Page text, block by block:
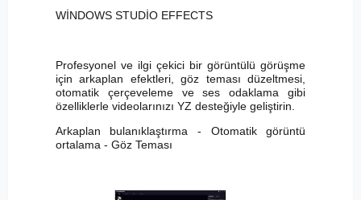
WİNDOWS STUDİO EFFECTS
Profesyonel ve ilgi çekici bir görüntülü görüşme
için arkaplan efektleri, göz teması düzeltmesi,
otomatik çerçeveleme ve ses odaklama gibi
özelliklerle videolarınızı YZ desteğiyle geliştirin.
Arkaplan bulanıklaştırma - Otomatik görüntü
ortalama - Göz Teması